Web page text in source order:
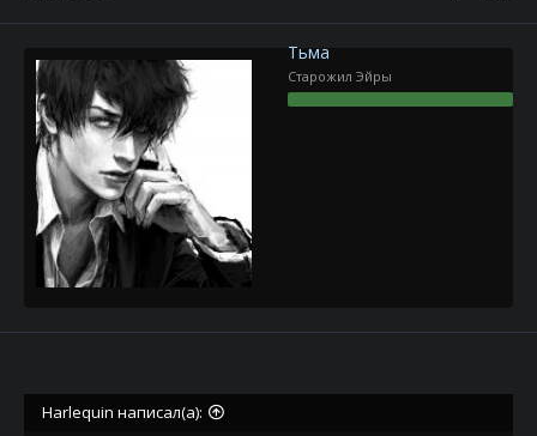
Тьма
Старожил Эйры
Harlequin написал(а):